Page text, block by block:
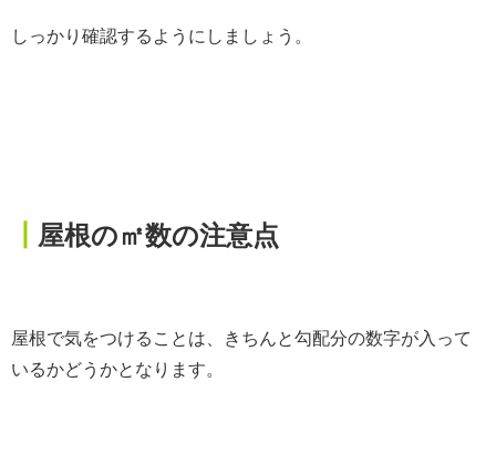
しっかり確認するようにしましょう。
屋根の㎡数の注意点
屋根で気をつけることは、きちんと勾配分の数字が入って
いるかどうかとなります。